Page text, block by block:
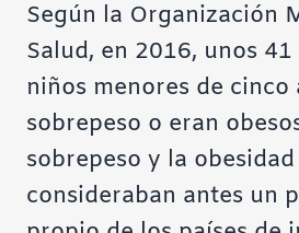
Según la Organización
Salud, en 2016, unos
niños menores de cinco
sobrepeso o eran
sobrepeso y la obesidad
consideraban antes un